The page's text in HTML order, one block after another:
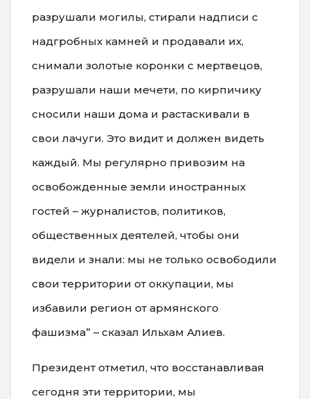
разрушали могилы, стирали надписи с
надгробных камней и продавали их,
снимали золотые коронки с мертвецов,
разрушали наши мечети, по кирпичику
сносили наши дома и растаскивали в
свои лачуги. Это видит и должен видеть
каждый. Мы регулярно привозим на
освобожденные земли иностранных
гостей – журналистов, политиков,
общественных деятелей, чтобы они
видели и знали: мы не только освободили
свои территории от оккупации, мы
избавили регион от армянского
фашизма” – сказал Ильхам Алиев.
Президент отметил, что восстанавливая
сегодня эти территории, мы